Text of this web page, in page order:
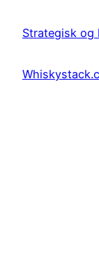
Strategisk og